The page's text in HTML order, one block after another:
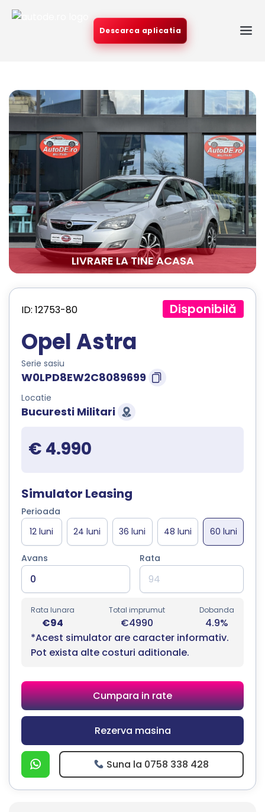
Descarca aplicatia
LIVRARE LA TINE ACASA
ID: 12753-80 Disponibilă
Opel Astra
Serie sasiu
W0LPD8EW2C8089699
Locatie
Bucuresti Militari
€ 4.990
Simulator Leasing
Perioada
Avans Rata
Rata lunara
€94
Total imprumut
€4990
Dobanda
4.9%
*Acest simulator are caracter informativ.
Pot exista alte costuri aditionale.
Cumpara in rate
Rezerva masina
Suna la 0758 338 428